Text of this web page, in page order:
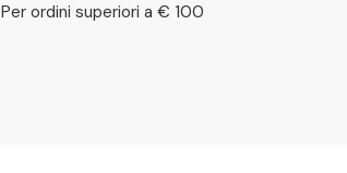
Per ordini superiori a € 100